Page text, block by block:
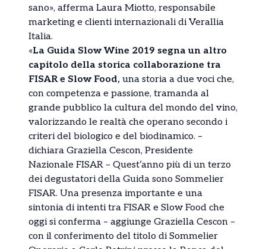
sano», afferma Laura Miotto, responsabile
marketing e clienti internazionali di Verallia
Italia.
«La Guida Slow Wine 2019 segna un altro
capitolo della storica collaborazione tra
FISAR e Slow Food, una storia a due voci che,
con competenza e passione, tramanda al
grande pubblico la cultura del mondo del vino,
valorizzando le realtà che operano secondo i
criteri del biologico e del biodinamico. –
dichiara Graziella Cescon, Presidente
Nazionale FISAR – Quest’anno più di un terzo
dei degustatori della Guida sono Sommelier
FISAR. Una presenza importante e una
sintonia di intenti tra FISAR e Slow Food che
oggi si conferma – aggiunge Graziella Cescon –
con il conferimento del titolo di Sommelier